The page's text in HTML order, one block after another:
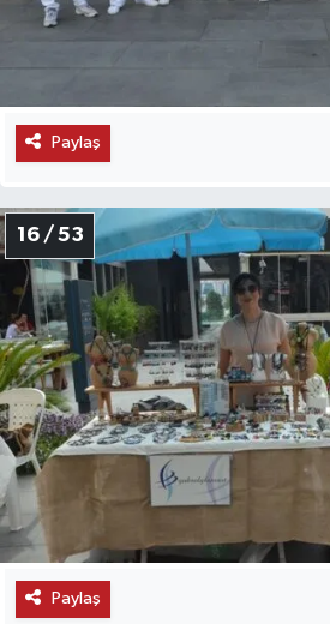
Paylaş
16 / 53
Paylaş